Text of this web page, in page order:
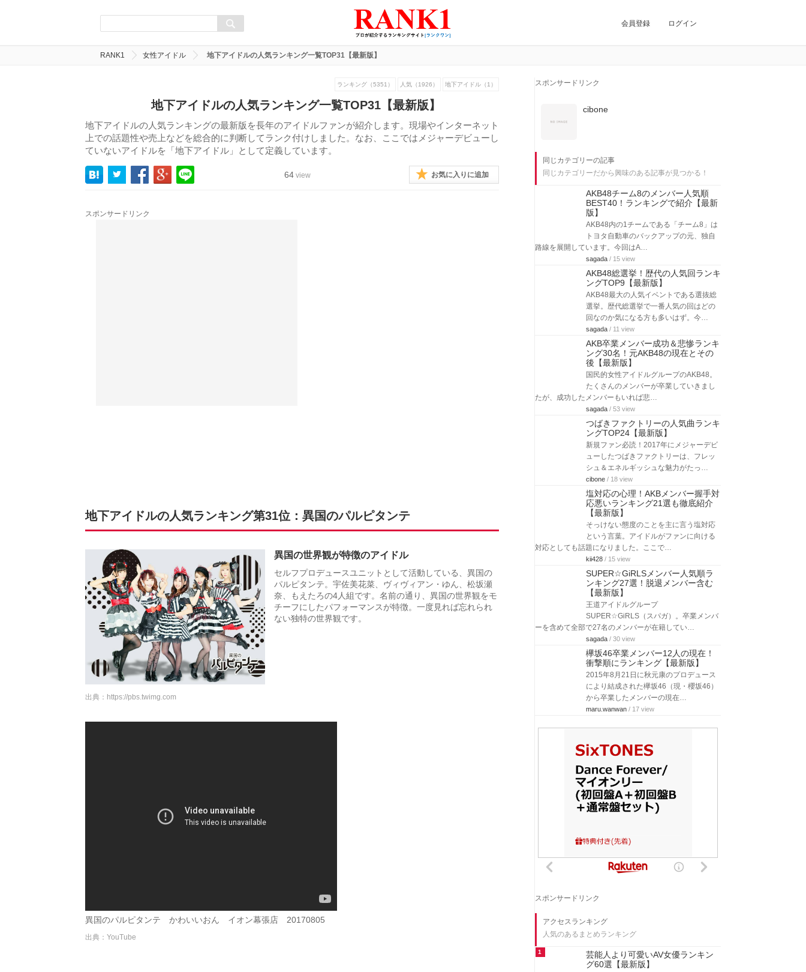
会員登録 ログイン
RANK1 女性アイドル 地下アイドルの人気ランキング一覧TOP31【最新版】
ランキング（5351） 人気（1926） 地下アイドル（1）
地下アイドルの人気ランキング一覧TOP31【最新版】
地下アイドルの人気ランキングの最新版を長年のアイドルファンが紹介します。現場やインターネット
上での話題性や売上などを総合的に判断してランク付けしました。なお、ここではメジャーデビューし
ていないアイドルを「地下アイドル」として定義しています。
64 view お気に入りに追加
スポンサードリンク
地下アイドルの人気ランキング第31位：異国のパルピタンテ
異国の世界観が特徴のアイドル
セルフプロデュースユニットとして活動している、異国の
パルピタンテ。宇佐美花菜、ヴィヴィアン・ゆん、松坂瀬
奈、もえたろの4人組です。名前の通り、異国の世界観をモ
チーフにしたパフォーマンスが特徴。一度見れば忘れられ
ない独特の世界観です。
出典： https://pbs.twimg.com
異国のパルピタンテ かわいいおん イオン幕張店 20170805
出典：YouTube
スポンサードリンク
cibone
同じカテゴリーの記事
同じカテゴリーだから興味のある記事が見つかる！
AKB48チーム8のメンバー人気順
BEST40！ランキングで紹介【最新
版】
AKB48内の1チームである「チーム8」は
トヨタ自動車のバックアップの元、独自
路線を展開しています。今回はA…
sagada / 15 view
AKB48総選挙！歴代の人気回ランキ
ングTOP9【最新版】
AKB48最大の人気イベントである選抜総
選挙。歴代総選挙で一番人気の回はどの
回なのか気になる方も多いはず。今…
sagada / 11 view
AKB卒業メンバー成功＆悲惨ランキ
ング30名！元AKB48の現在とその
後【最新版】
国民的女性アイドルグループのAKB48。
たくさんのメンバーが卒業していきまし
たが、成功したメンバーもいれば悲…
sagada / 53 view
つばきファクトリーの人気曲ランキ
ングTOP24【最新版】
新規ファン必読！2017年にメジャーデビ
ューしたつばきファクトリーは、フレッ
シュ＆エネルギッシュな魅力がたっ…
cibone / 18 view
塩対応の心理！AKBメンバー握手対
応悪いランキング21選も徹底紹介
【最新版】
そっけない態度のことを主に言う塩対応
という言葉。アイドルがファンに向ける
対応としても話題になりました。ここで…
kii428 / 15 view
SUPER☆GiRLSメンバー人気順ラ
ンキング27選！脱退メンバー含む
【最新版】
王道アイドルグループ
SUPER☆GiRLS（スパガ）。卒業メンバ
ーを含めて全部で27名のメンバーが在籍してい…
sagada / 30 view
欅坂46卒業メンバー12人の現在！
衝撃順にランキング【最新版】
2015年8月21日に秋元康のプロデュース
により結成された欅坂46（現・櫻坂46）
から卒業したメンバーの現在…
maru.wanwan / 17 view
スポンサードリンク
アクセスランキング
人気のあるまとめランキング
1
芸能人より可愛いAV女優ランキン
グ60選【最新版】